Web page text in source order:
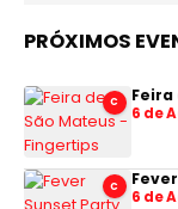
PRÓXIMOS
C Feira
6 de
C
6 de